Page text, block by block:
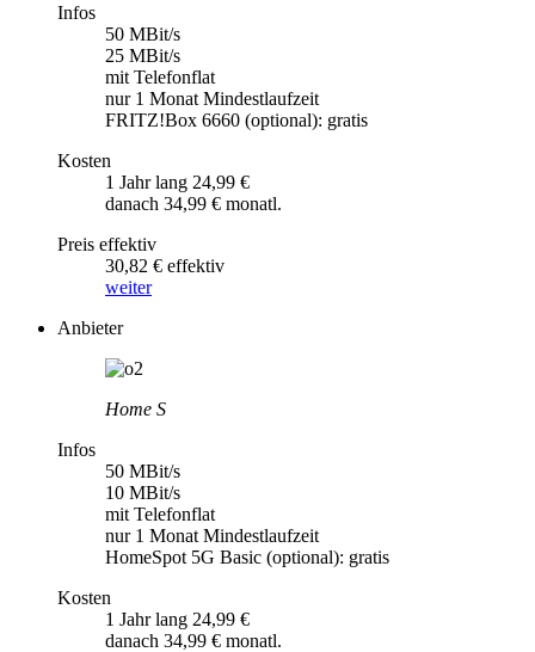
Infos
50 MBit/s
25 MBit/s
mit Telefonflat
nur 1 Monat Mindestlaufzeit
FRITZ!Box 6660 (optional): gratis
Kosten
1 Jahr lang 24,99 €
danach 34,99 € monatl.
Preis effektiv
30,82 € effektiv
weiter
Anbieter
Home S
Infos
50 MBit/s
10 MBit/s
mit Telefonflat
nur 1 Monat Mindestlaufzeit
HomeSpot 5G Basic (optional): gratis
Kosten
1 Jahr lang 24,99 €
danach 34,99 € monatl.